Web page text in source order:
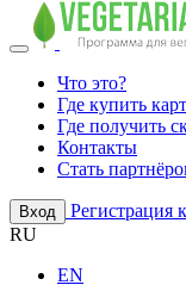
Что это?
Где купить
Где получить
Контакты
Стать
Вход
Регистрация
RU
EN